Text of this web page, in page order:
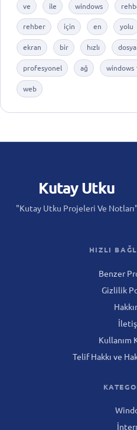
ve ile windows
rehber için en yolu
ekran bir hızlı dosya
profesyonel ağ windows
web
KutayUtku
"Kutay Utku Projeleri Ve Notları"
HIZLI
Benzer
Gizlilik
Kullanım
Telif Hakkı ve